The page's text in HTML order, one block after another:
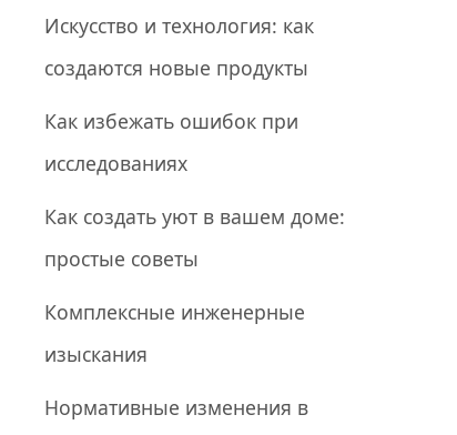
Искусство и технология: как
создаются новые продукты
Как избежать ошибок при
исследованиях
Как создать уют в вашем доме:
простые советы
Комплексные инженерные
изыскания
Нормативные изменения в